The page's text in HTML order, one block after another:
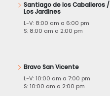
Santiago de los Caballeros /
Los Jardines
L-V: 8:00 am a 6:00 pm
S: 8:00 am a 2:00 pm
Bravo San Vicente
L-V: 10:00 am a 7:00 pm
S: 10:00 am a 2:00 pm